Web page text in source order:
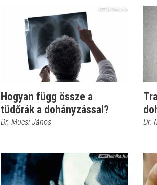
Hogyan függ össze a
tüdőrák a dohányzással?
Dr. Mucsi János Dr.